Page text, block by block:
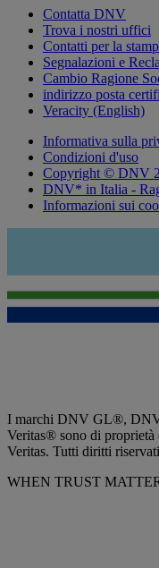
Contatta DNV
Trova i nostri uffici
Contatti per la
Segnalazioni e
Cambio Ragione
indirizzo posta
Veracity (English)
Informativa sulla
Condizioni d'uso
Copyright © DNV
DNV* in Italia -
Informazioni sui
I marchi DNV GL®,
Veritas® sono di
Veritas. Tutti diritti
WHEN TRUST